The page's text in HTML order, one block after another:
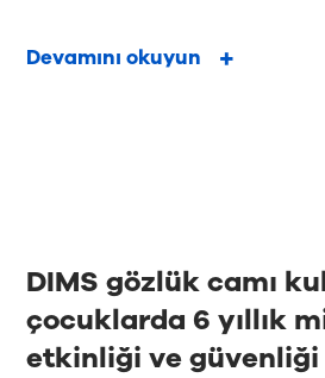
Devamını okuyun
DIMS gözlük camı
çocuklarda 6 yıllık
etkinliği ve güvenliği